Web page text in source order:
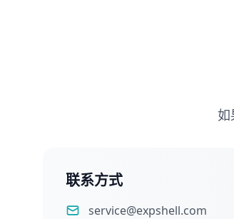
如
联系方式
service@expshell.com